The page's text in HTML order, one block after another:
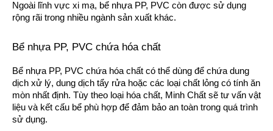
Ngoài lĩnh vực xi mạ, bể nhựa PP, PVC còn được sử dụng
rộng rãi trong nhiều ngành sản xuất khác.
Bể nhựa PP, PVC chứa hóa chất
Bể nhựa PP, PVC chứa hóa chất có thể dùng để chứa dung
dịch xử lý, dung dịch tẩy rửa hoặc các loại chất lỏng có tính ăn
mòn nhất định. Tùy theo loại hóa chất, Minh Chất sẽ tư vấn vật
liệu và kết cấu bể phù hợp để đảm bảo an toàn trong quá trình
sử dụng.